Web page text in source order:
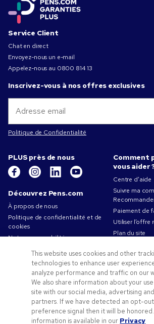
Service Client
Chat en direct
Envoyez-nous un e-mail
Appelez-nous au 0800 814 13
Inscrivez-vous à nos offres exclusives
Politique de Confidentialité
PLUS près de nous
Découvrez Pens.com
À propos de nous
Politique de confidentialité et de
cookies
Notre responsabilité
Conditions d'utilisation
Conditions générales de vente
Travailler chez Pens.com
Offres et ressources
Objets publicitaires
Codes promo & coupons
Comment
vous aider
Centre d’aide
Suivre ma
Paiement de
Utiliser l’offre
Plan du site
This website uses cookies and other
technologies to enhance user
analyze performance and traffic on our
We also share information about your
site with our social media, advertising
partners. If we have detected an opt-out
preference signal then it will be
information is available in our Privacy